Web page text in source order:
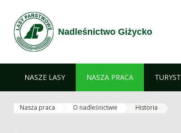
Nadleśnictwo Giżycko
NASZE LASY NASZA PRACA
Nasza praca O nadleśnictwie Historia